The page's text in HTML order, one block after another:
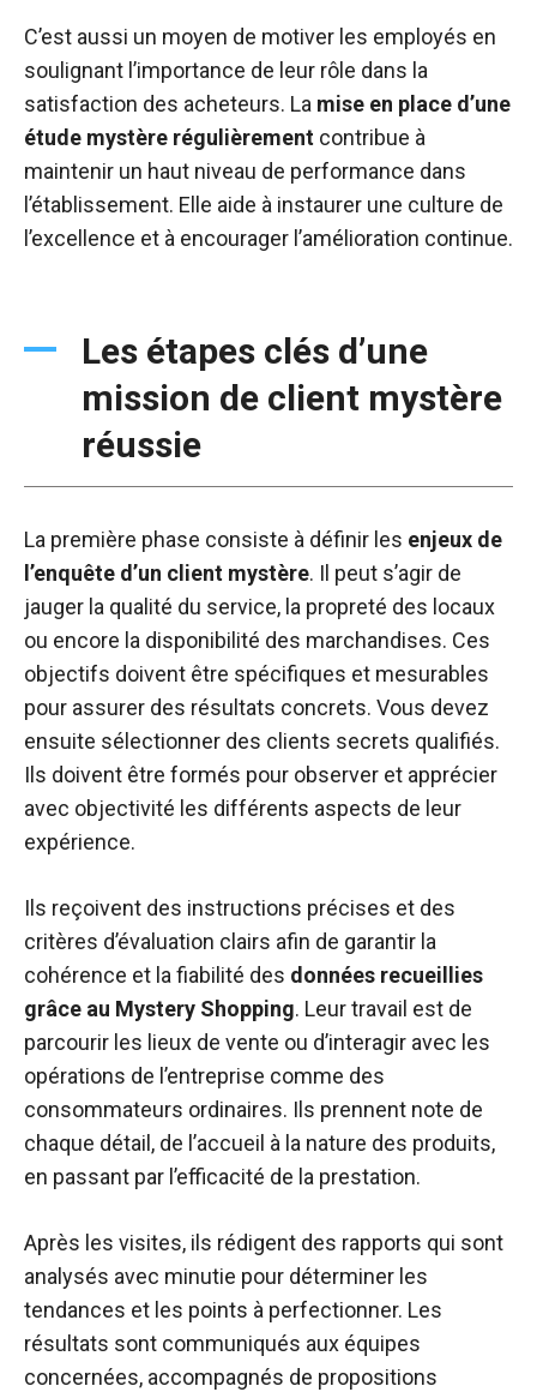
C’est aussi un moyen de motiver les employés en
soulignant l’importance de leur rôle dans la
satisfaction des acheteurs. La mise en place d’une
étude mystère régulièrement contribue à
maintenir un haut niveau de performance dans
l’établissement. Elle aide à instaurer une culture de
l’excellence et à encourager l’amélioration continue.
Les étapes clés d’une
mission de client mystère
réussie
La première phase consiste à définir les enjeux de
l’enquête d’un client mystère. Il peut s’agir de
jauger la qualité du service, la propreté des locaux
ou encore la disponibilité des marchandises. Ces
objectifs doivent être spécifiques et mesurables
pour assurer des résultats concrets. Vous devez
ensuite sélectionner des clients secrets qualifiés.
Ils doivent être formés pour observer et apprécier
avec objectivité les différents aspects de leur
expérience.
Ils reçoivent des instructions précises et des
critères d’évaluation clairs afin de garantir la
cohérence et la fiabilité des données recueillies
grâce au Mystery Shopping. Leur travail est de
parcourir les lieux de vente ou d’interagir avec les
opérations de l’entreprise comme des
consommateurs ordinaires. Ils prennent note de
chaque détail, de l’accueil à la nature des produits,
en passant par l’efficacité de la prestation.
Après les visites, ils rédigent des rapports qui sont
analysés avec minutie pour déterminer les
tendances et les points à perfectionner. Les
résultats sont communiqués aux équipes
concernées, accompagnés de propositions